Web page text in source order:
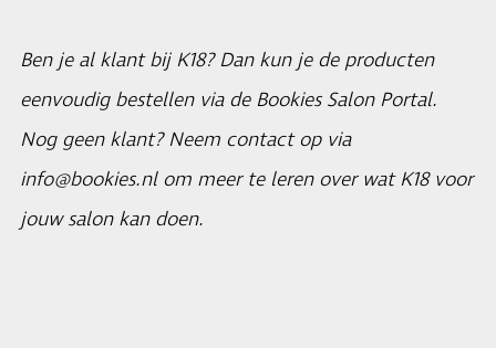
Ben je al klant bij K18? Dan kun je de producten
eenvoudig bestellen via de Bookies Salon Portal.
Nog geen klant? Neem contact op via
info@bookies.nl om meer te leren over wat K18 voor
jouw salon kan doen.